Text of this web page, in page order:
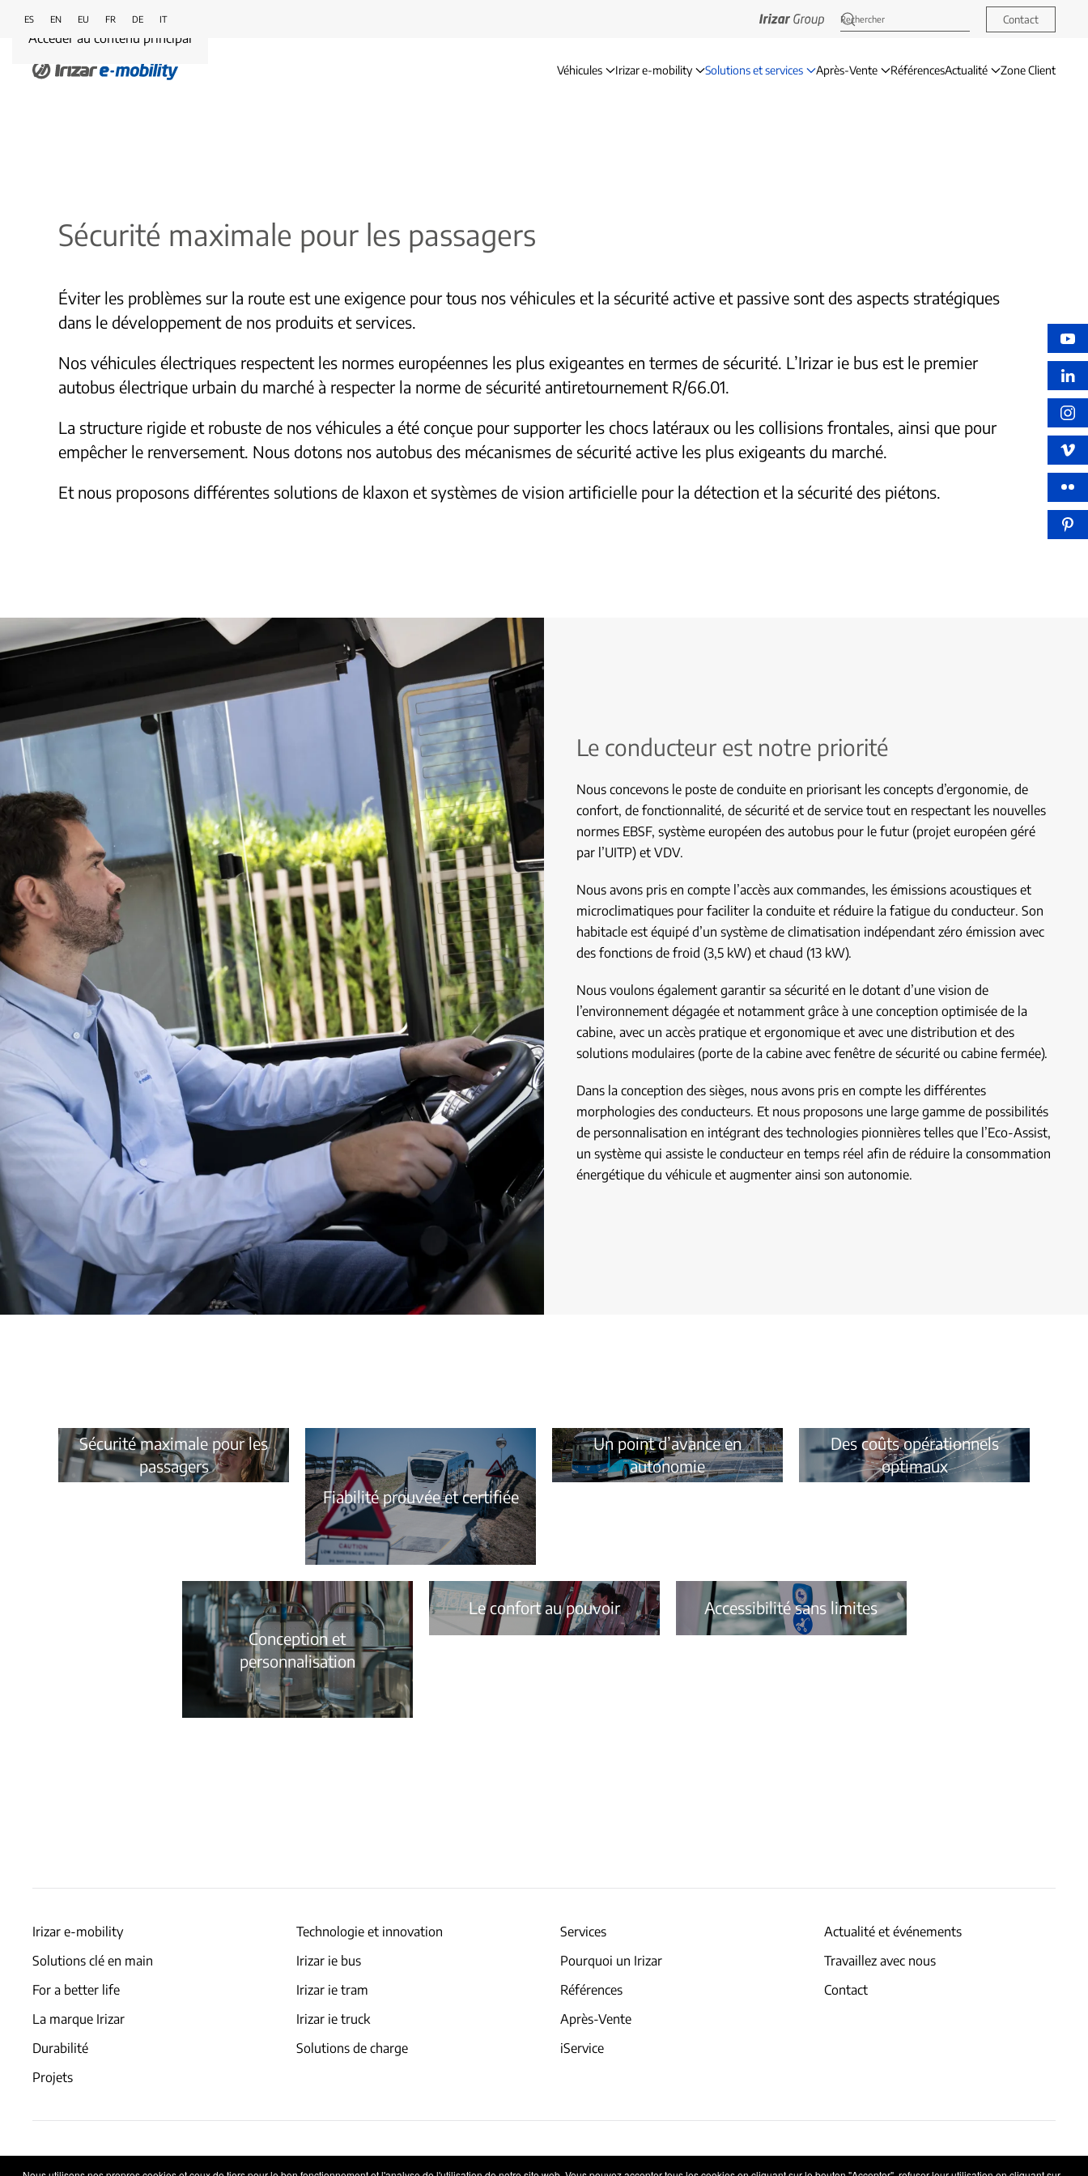
Accéder au contenu principal
ES EN EU FR DE IT Contact
Véhicules Irizar e-mobility Solutions et services Après-Vente RéférencesActualité Zone Client
Sécurité maximale pour les passagers
Éviter les problèmes sur la route est une exigence pour tous nos véhicules et la sécurité active et passive sont des aspects stratégiques
dans le développement de nos produits et services.
Nos véhicules électriques respectent les normes européennes les plus exigeantes en termes de sécurité. L’Irizar ie bus est le premier
autobus électrique urbain du marché à respecter la norme de sécurité antiretournement R/66.01.
La structure rigide et robuste de nos véhicules a été conçue pour supporter les chocs latéraux ou les collisions frontales, ainsi que pour
empêcher le renversement. Nous dotons nos autobus des mécanismes de sécurité active les plus exigeants du marché.
Et nous proposons différentes solutions de klaxon et systèmes de vision artificielle pour la détection et la sécurité des piétons.
Le conducteur est notre priorité
Nous concevons le poste de conduite en priorisant les concepts d’ergonomie, de
confort, de fonctionnalité, de sécurité et de service tout en respectant les nouvelles
normes EBSF, système européen des autobus pour le futur (projet européen géré
par l’UITP) et VDV.
Nous avons pris en compte l’accès aux commandes, les émissions acoustiques et
microclimatiques pour faciliter la conduite et réduire la fatigue du conducteur. Son
habitacle est équipé d’un système de climatisation indépendant zéro émission avec
des fonctions de froid (3,5 kW) et chaud (13 kW).
Nous voulons également garantir sa sécurité en le dotant d’une vision de
l’environnement dégagée et notamment grâce à une conception optimisée de la
cabine, avec un accès pratique et ergonomique et avec une distribution et des
solutions modulaires (porte de la cabine avec fenêtre de sécurité ou cabine fermée).
Dans la conception des sièges, nous avons pris en compte les différentes
morphologies des conducteurs. Et nous proposons une large gamme de possibilités
de personnalisation en intégrant des technologies pionnières telles que l’Eco-Assist,
un système qui assiste le conducteur en temps réel afin de réduire la consommation
énergétique du véhicule et augmenter ainsi son autonomie.
Sécurité maximale pour les
passagers
Fiabilité prouvée et certifiée
Un point d’avance en
autonomie
Des coûts opérationnels
optimaux
Conception et
personnalisation
Le confort au pouvoir Accessibilité sans limites
Irizar e-mobility
Solutions clé en main
For a better life
La marque Irizar
Durabilité
Projets
Technologie et innovation
Irizar ie bus
Irizar ie tram
Irizar ie truck
Solutions de charge
Services
Pourquoi un Irizar
Références
Après-Vente
iService
Actualité et événements
Travaillez avec nous
Contact